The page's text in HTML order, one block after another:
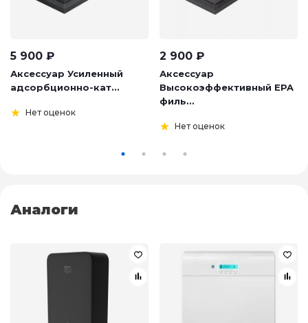
5 900 ₽
Аксессуар Усиленный
адсорбционно-кат...
Нет оценок
2 900 ₽
Аксессуар
Высокоэффективный EPA
филь...
Нет оценок
Аналоги